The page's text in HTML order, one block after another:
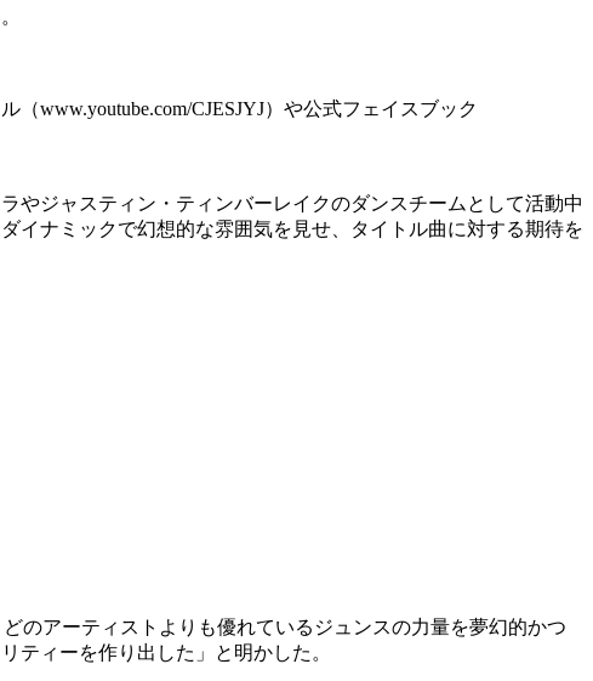
www.youtube.com/CJESJYJ）や公式フェイスブック
やジャスティン・ティンバーレイクのダンスチームとして活動中
イナミックで幻想的な雰囲気を見せ、タイトル曲に対する期待を
のアーティストよりも優れているジュンスの力量を夢幻的かつ
ティーを作り出した」と明かした。